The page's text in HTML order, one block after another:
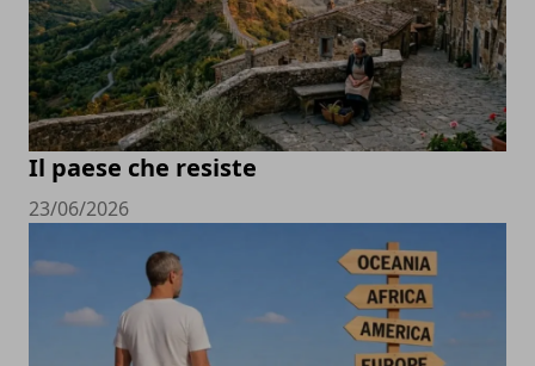
Il paese che resiste
23/06/2026